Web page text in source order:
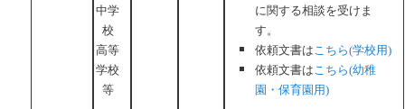
中学
校
高等
学校
等
に関する相談を受けま
す。
依頼文書は こちら(学校用)
依頼文書は こちら(幼稚
園・保育園用)